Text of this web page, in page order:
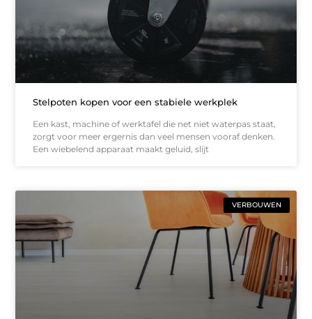
Stelpoten kopen voor een stabiele werkplek
Een kast, machine of werktafel die net niet waterpas staat,
zorgt voor meer ergernis dan veel mensen vooraf denken.
Een wiebelend apparaat maakt geluid, slijt
VERBOUWEN